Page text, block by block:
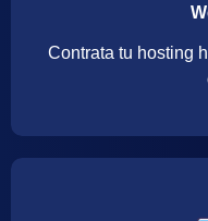
Contrata tu hosting